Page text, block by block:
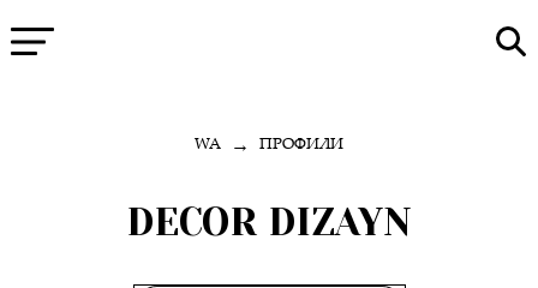
WA → ПРОФИЛИ
DECOR DIZAYN